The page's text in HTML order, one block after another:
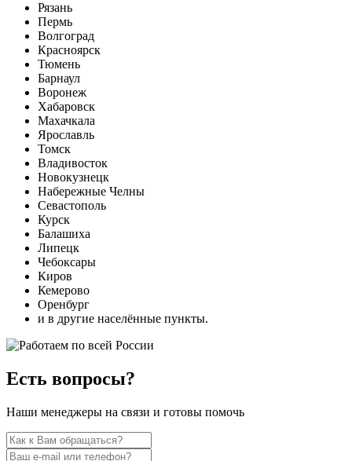
Рязань
Пермь
Волгоград
Красноярск
Тюмень
Барнаул
Воронеж
Хабаровск
Махачкала
Ярославль
Томск
Владивосток
Новокузнецк
Набережные Челны
Севастополь
Курск
Балашиха
Липецк
Чебоксары
Киров
Кемерово
Оренбург
и в другие населённые пункты.
Есть вопросы?
Наши менеджеры на связи и готовы помочь